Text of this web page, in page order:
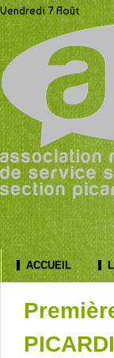
Vendredi 7 Août
ACCUEIL